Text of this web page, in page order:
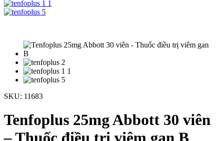
SKU: 11683
Tenfoplus 25mg Abbott 30 viên